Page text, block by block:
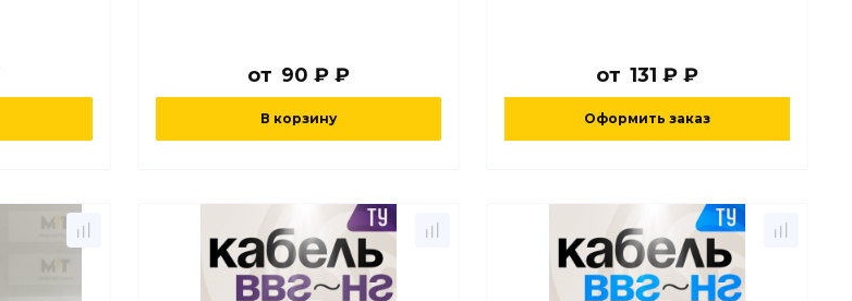
от 90 ₽ ₽
В корзину
от 131 ₽ ₽
Оформить заказ